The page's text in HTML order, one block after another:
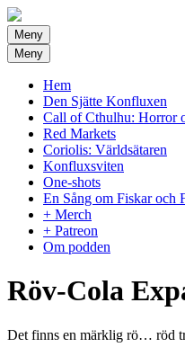
Meny
Meny
Hem
Den Sjätte Konfluxen
Call of Cthulhu: Horror
Red Markets
Coriolis: Världsätaren
Konfluxsviten
One-shots
En Sång om Fiskar och
+ Merch
+ Patreon
Om podden
Röv-Cola
Det finns en märklig rö… röd